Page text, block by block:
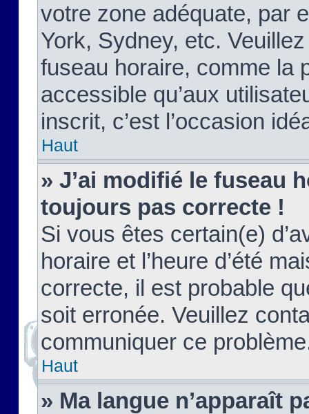
votre zone adéquate, par
York, Sydney, etc.
fuseau horaire, comme la
accessible qu’aux
inscrit, c’est l’occasion
Haut
» J’ai modifié le fuseau
toujours pas correcte !
Si vous êtes certain(e)
horaire et l’heure d’été
correcte, il est probable
soit erronée. Veuillez
communiquer ce
Haut
» Ma langue n’apparaît